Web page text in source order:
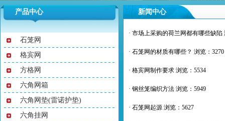
产品中心
石笼网
格宾网
方格网
六角网箱
六角网垫(雷诺护垫)
六角挂网
新闻中心
· 市场上采购的荷兰网都有哪些缺陷
· 石笼网的材质有哪些？ 浏览：3270
· 格宾网制作要求 浏览：5534
· 钢丝笼编织方法 浏览：5949
· 石笼网起源 浏览：5627